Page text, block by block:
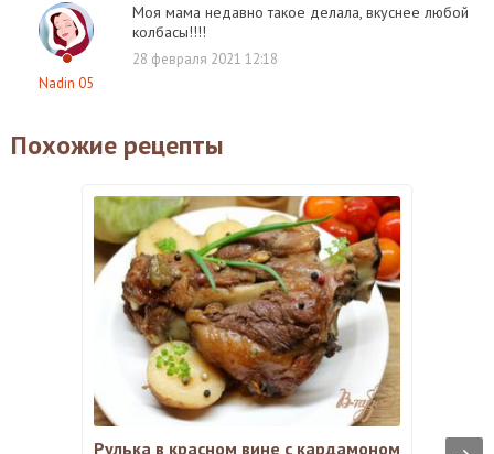
Nadin 05
Моя мама недавно такое делала, вкуснее любой
колбасы!!!!
28 февраля 2021 12:18
Похожие рецепты
Рулька в красном вине с кардамоном